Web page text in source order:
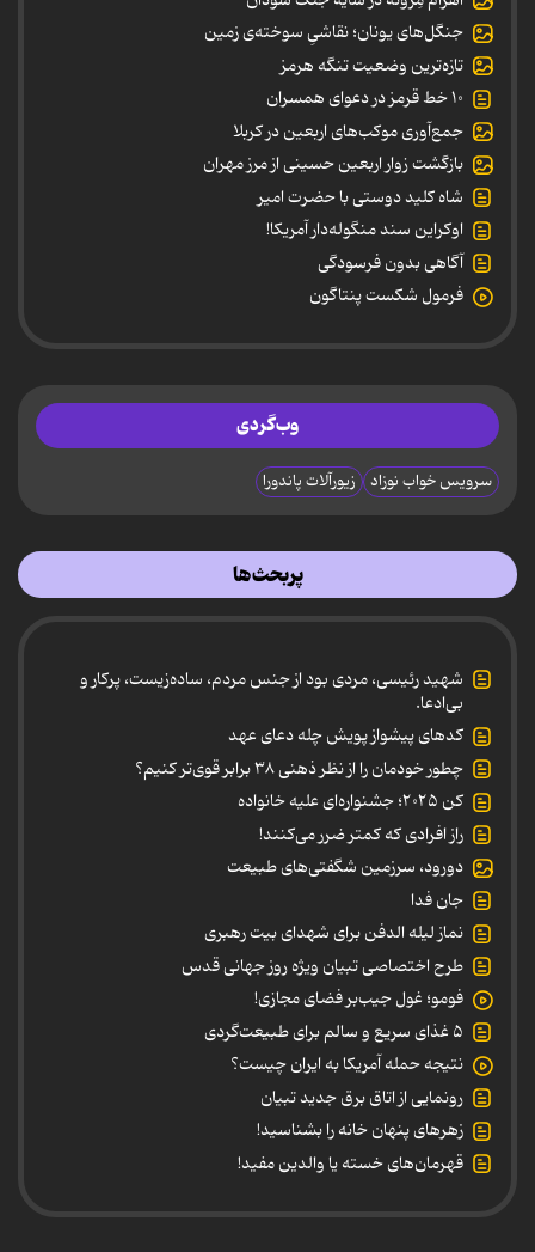
جنگل‌های یونان؛ نقاشیِ سوخته‌ی زمین
تازه‌ترین وضعیت تنگه هرمز
۱۰ خط قرمز در دعوای همسران
جمع‌آوری موکب‌های اربعین در کربلا
بازگشت زوار اربعین حسینی از مرز مهران
شاه کلید دوستی با حضرت امیر
اوکراین سند منگوله‌دار آمریکا!
آگاهی بدون فرسودگی
فرمول شکست پنتاگون
وب‌گردی
سرویس خواب نوزاد زیورآلات پاندورا
پربحث‌ها
شهید رئیسی، مردی بود از جنس مردم، ساده‌زیست، پرکار و
بی‌ادعا.
کدهای پیشواز پویش چله دعای عهد
چطور خودمان را از نظر ذهنی ۳۸ برابر قوی‌تر کنیم؟
کن ۲۰۲۵؛ جشنواره‌ای علیه خانواده
راز افرادی که کمتر ضرر می‌کنند!
دورود، سرزمین شگفتی‌های طبیعت
جان فدا
نماز لیله الدفن برای شهدای بیت رهبری
طرح اختصاصی تبیان ویژه روز جهانی قدس
فومو؛ غول جیب‌بر فضای مجازی!
۵ غذای سریع و سالم برای طبیعت‌گردی
نتیجه حمله آمریکا به ایران چیست؟
رونمایی از اتاق برق جدید تبیان
زهرهای پنهان خانه را بشناسید!
قهرمان‌های خسته یا والدین مفید!